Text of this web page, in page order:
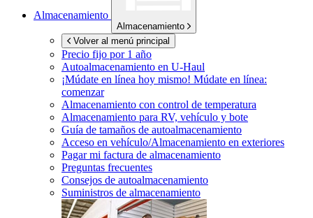
Almacenamiento
Almacenamiento
Volver al menú principal
Precio fijo por 1 año
Autoalmacenamiento en U-Haul
¡Múdate en línea hoy mismo! Múdate en línea:
comenzar
Almacenamiento con control de temperatura
Almacenamiento para RV, vehículo y bote
Guía de tamaños de autoalmacenamiento
Acceso en vehículo/Almacenamiento en exteriores
Pagar mi factura de almacenamiento
Preguntas frecuentes
Consejos de autoalmacenamiento
Suministros de almacenamiento